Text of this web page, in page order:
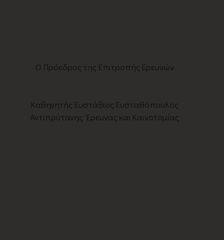
Ο Πρόεδρος της Επιτροπής Ερευνών
Καθηγητής Ευστάθιος Ευσταθόπουλος
Αντιπρύτανης Έρευνας και Καινοτομίας